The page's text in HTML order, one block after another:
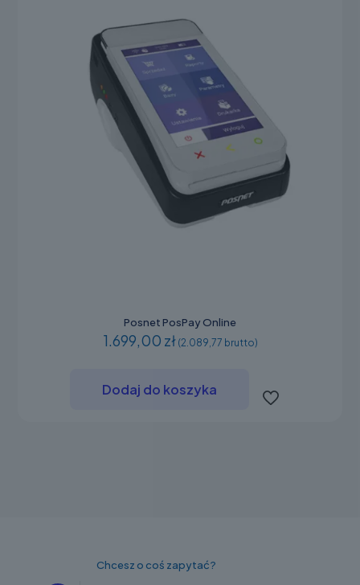
Posnet PosPay Online
1.699,00 zł (2.089,77 brutto)
Dodaj do koszyka
Chcesz o coś zapytać?